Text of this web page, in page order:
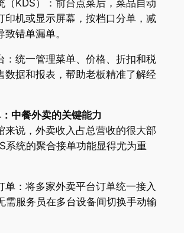
（KDS）：前台点菜后，菜品自动
印机或显示屏幕，按档口分单，减
错单漏单。
：统一管理菜单、价格、折扣和税
数据和报表，帮助老板精准了解经
中餐外卖的关键能力
来说，外卖收入占总营收的很大部
系统的聚合接单功能显得尤为重
单：将多家外卖平台订单统一接入
需服务员在多台设备间切换手动输